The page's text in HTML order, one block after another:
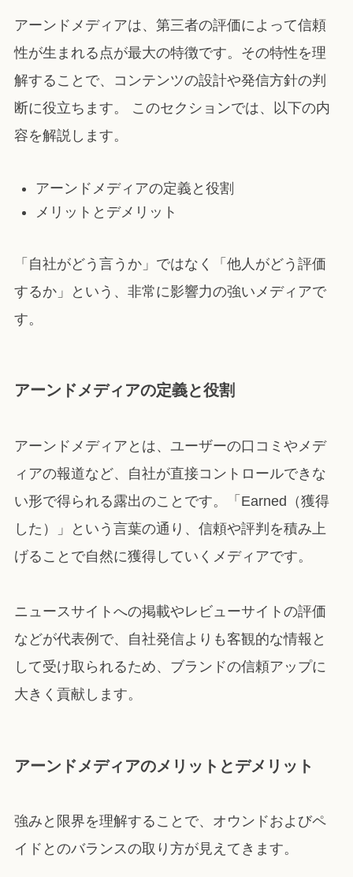
アーンドメディアは、第三者の評価によって信頼
性が生まれる点が最大の特徴です。その特性を理
解することで、コンテンツの設計や発信方針の判
断に役立ちます。 このセクションでは、以下の内
容を解説します。
アーンドメディアの定義と役割
メリットとデメリット
「自社がどう言うか」ではなく「他人がどう評価
するか」という、非常に影響力の強いメディアで
す。
アーンドメディアの定義と役割
アーンドメディアとは、ユーザーの口コミやメデ
ィアの報道など、自社が直接コントロールできな
い形で得られる露出のことです。「Earned（獲得
した）」という言葉の通り、信頼や評判を積み上
げることで自然に獲得していくメディアです。
ニュースサイトへの掲載やレビューサイトの評価
などが代表例で、自社発信よりも客観的な情報と
して受け取られるため、ブランドの信頼アップに
大きく貢献します。
アーンドメディアのメリットとデメリット
強みと限界を理解することで、オウンドおよびペ
イドとのバランスの取り方が見えてきます。